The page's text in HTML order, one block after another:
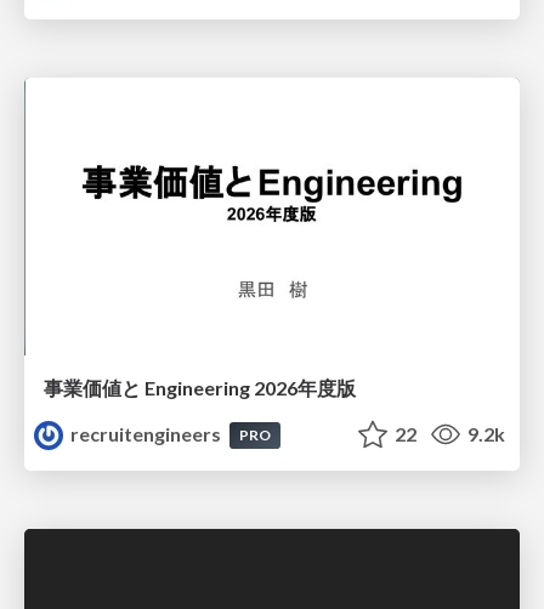
事業価値と Engineering 2026年度版
recruitengineers
PRO 22 9.2k